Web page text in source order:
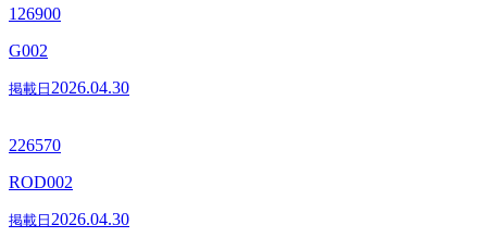
126900
G002
掲載日 2026.04.30
226570
ROD002
掲載日 2026.04.30